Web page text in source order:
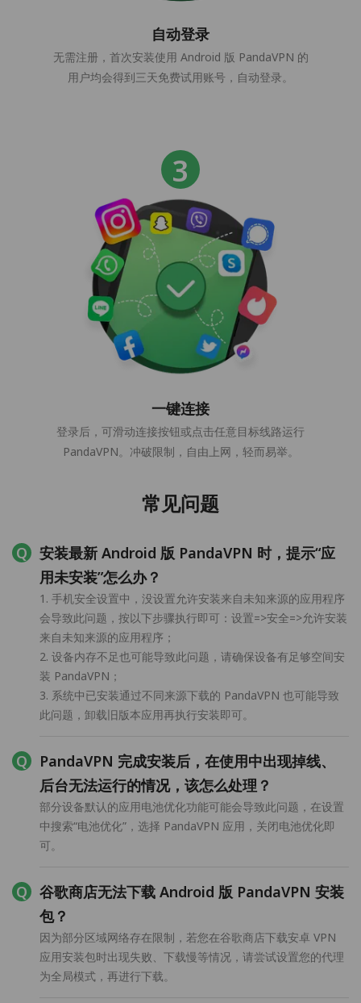
自动登录
无需注册，首次安装使用 Android 版 PandaVPN 的
用户均会得到三天免费试用账号，自动登录。
一键连接
登录后，可滑动连接按钮或点击任意目标线路运行
PandaVPN。冲破限制，自由上网，轻而易举。
常见问题
安装最新 Android 版 PandaVPN 时，提示“应
用未安装”怎么办？
1. 手机安全设置中，没设置允许安装来自未知来源的应用程序
会导致此问题，按以下步骤执行即可：设置=>安全=>允许安装
来自未知来源的应用程序；
2. 设备内存不足也可能导致此问题，请确保设备有足够空间安
装 PandaVPN；
3. 系统中已安装通过不同来源下载的 PandaVPN 也可能导致
此问题，卸载旧版本应用再执行安装即可。
PandaVPN 完成安装后，在使用中出现掉线、
后台无法运行的情况，该怎么处理？
部分设备默认的应用电池优化功能可能会导致此问题，在设置
中搜索“电池优化”，选择 PandaVPN 应用，关闭电池优化即
可。
谷歌商店无法下载 Android 版 PandaVPN 安装
包？
因为部分区域网络存在限制，若您在谷歌商店下载安卓 VPN
应用安装包时出现失败、下载慢等情况，请尝试设置您的代理
为全局模式，再进行下载。